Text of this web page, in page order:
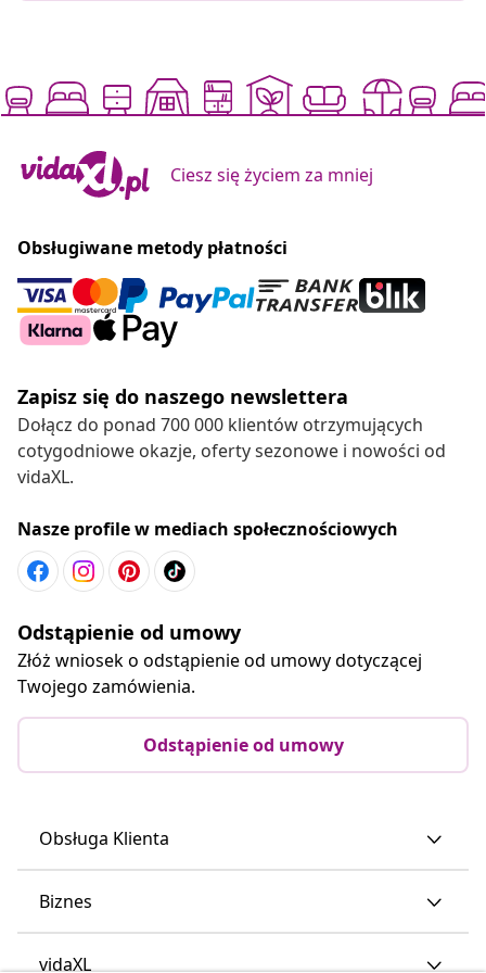
Ciesz się życiem za mniej
Obsługiwane metody płatności
Zapisz się do naszego newslettera
Dołącz do ponad 700 000 klientów otrzymujących
cotygodniowe okazje, oferty sezonowe i nowości od
vidaXL.
Nasze profile w mediach społecznościowych
Odstąpienie od umowy
Złóż wniosek o odstąpienie od umowy dotyczącej
Twojego zamówienia.
Odstąpienie od umowy
Obsługa Klienta
Biznes
vidaXL